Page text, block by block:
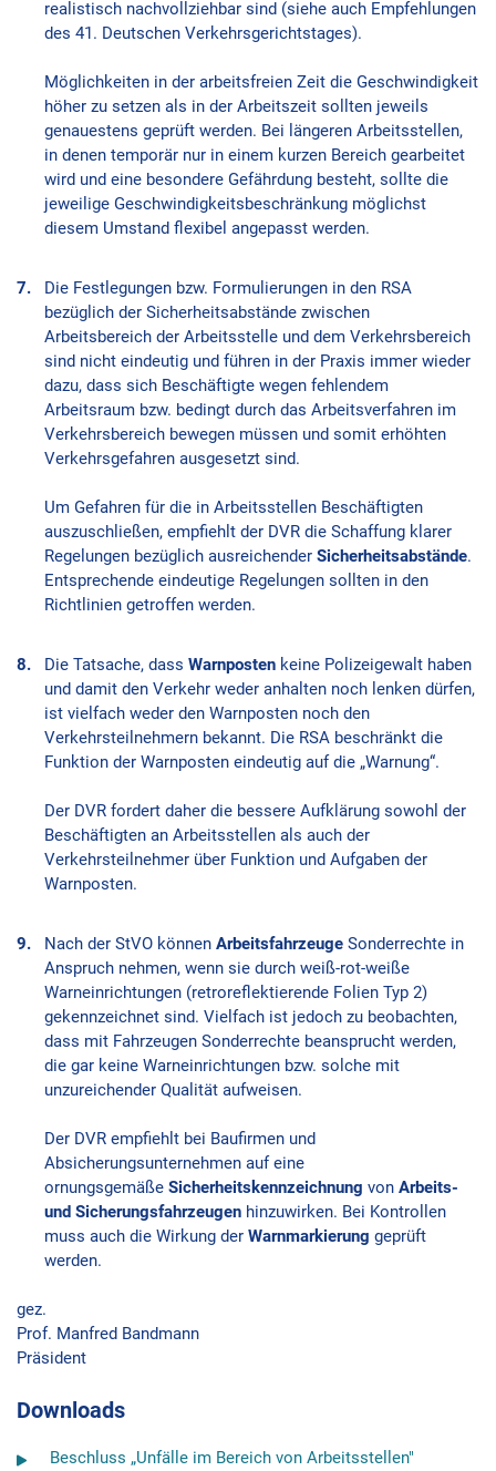
realistisch nachvollziehbar sind (siehe auch Empfehlungen
des 41. Deutschen Verkehrsgerichtstages).
Möglichkeiten in der arbeitsfreien Zeit die Geschwindigkeit
höher zu setzen als in der Arbeitszeit sollten jeweils
genauestens geprüft werden. Bei längeren Arbeitsstellen,
in denen temporär nur in einem kurzen Bereich gearbeitet
wird und eine besondere Gefährdung besteht, sollte die
jeweilige Geschwindigkeitsbeschränkung möglichst
diesem Umstand flexibel angepasst werden.
Die Festlegungen bzw. Formulierungen in den RSA
bezüglich der Sicherheitsabstände zwischen
Arbeitsbereich der Arbeitsstelle und dem Verkehrsbereich
sind nicht eindeutig und führen in der Praxis immer wieder
dazu, dass sich Beschäftigte wegen fehlendem
Arbeitsraum bzw. bedingt durch das Arbeitsverfahren im
Verkehrsbereich bewegen müssen und somit erhöhten
Verkehrsgefahren ausgesetzt sind.
Um Gefahren für die in Arbeitsstellen Beschäftigten
auszuschließen, empfiehlt der DVR die Schaffung klarer
Regelungen bezüglich ausreichender Sicherheitsabstände.
Entsprechende eindeutige Regelungen sollten in den
Richtlinien getroffen werden.
Die Tatsache, dass Warnposten keine Polizeigewalt haben
und damit den Verkehr weder anhalten noch lenken dürfen,
ist vielfach weder den Warnposten noch den
Verkehrsteilnehmern bekannt. Die RSA beschränkt die
Funktion der Warnposten eindeutig auf die „Warnung“.
Der DVR fordert daher die bessere Aufklärung sowohl der
Beschäftigten an Arbeitsstellen als auch der
Verkehrsteilnehmer über Funktion und Aufgaben der
Warnposten.
Nach der StVO können Arbeitsfahrzeuge Sonderrechte in
Anspruch nehmen, wenn sie durch weiß-rot-weiße
Warneinrichtungen (retroreflektierende Folien Typ 2)
gekennzeichnet sind. Vielfach ist jedoch zu beobachten,
dass mit Fahrzeugen Sonderrechte beansprucht werden,
die gar keine Warneinrichtungen bzw. solche mit
unzureichender Qualität aufweisen.
Der DVR empfiehlt bei Baufirmen und
Absicherungsunternehmen auf eine
ornungsgemäße Sicherheitskennzeichnung von Arbeits-
und Sicherungsfahrzeugen hinzuwirken. Bei Kontrollen
muss auch die Wirkung der Warnmarkierung geprüft
werden.
gez.
Prof. Manfred Bandmann
Präsident
Downloads
Beschluss „Unfälle im Bereich von Arbeitsstellen"